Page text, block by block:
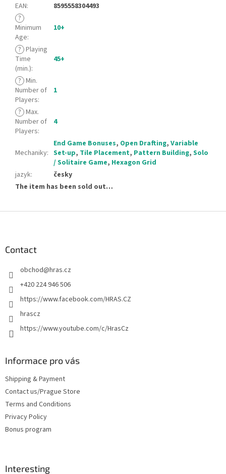
EAN:
8595558304493
?
Minimum
Age:
10+
? Playing
Time
(min.):
45+
? Min.
Number of
Players:
1
? Max.
Number of
Players:
4
Mechaniky:
End Game Bonuses, Open Drafting, Variable
Set-up, Tile Placement, Pattern Building, Solo
/ Solitaire Game, Hexagon Grid
jazyk:
česky
The item has been sold out…
Contact
obchod@hras.cz
+420 224 946 506
https://www.facebook.com/HRAS.CZ
hrascz
https://www.youtube.com/c/HrasCz
Informace pro vás
Shipping & Payment
Contact us/Prague Store
Terms and Conditions
Privacy Policy
Bonus program
Interesting